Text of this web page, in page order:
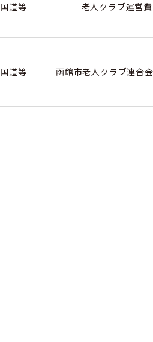
国道等 老人クラブ運営
国道等 函館市老人クラブ連合